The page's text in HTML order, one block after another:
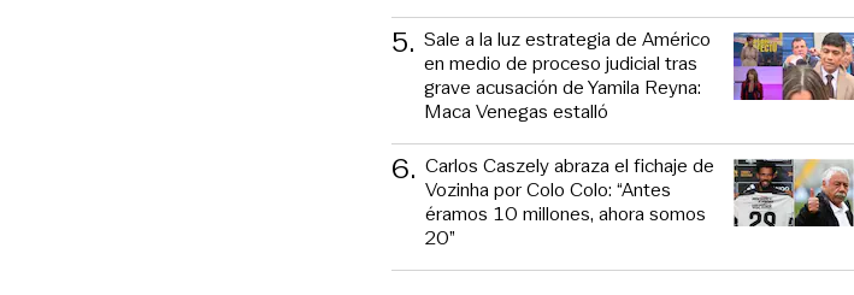
5. Sale a la luz estrategia de Américo
en medio de proceso judicial tras
grave acusación de Yamila Reyna:
Maca Venegas estalló
6. Carlos Caszely abraza el fichaje de
Vozinha por Colo Colo: “Antes
éramos 10 millones, ahora somos
20”